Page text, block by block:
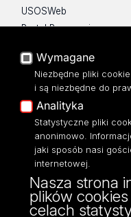
USOSWeb
Portal Pracowniczy
Platforma e-learningowa
Moodle
Eksperci UŁ
Polityka Prywatności
Dostępność
ul. POW 3/5,
90-255 Łódź
Wymagane
Niezbędne pliki
i są niezbędne do
Analityka
Statystyczne pliki
anonimowo.
jaki sposób nasi
internetowej.
Nasza strona
plików
celach